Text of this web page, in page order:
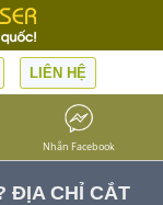
LIÊN HỆ
Nhắn Facebook
ĐỊA CHỈ CẮT